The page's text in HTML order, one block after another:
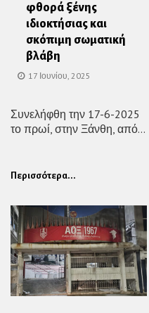
φθορά ξένης
ιδιοκτήσιας και
σκόπιμη σωματική
βλάβη
17 Ιουνίου, 2025
Συνελήφθη την 17-6-2025
το πρωί, στην Ξάνθη, από...
Περισσότερα...